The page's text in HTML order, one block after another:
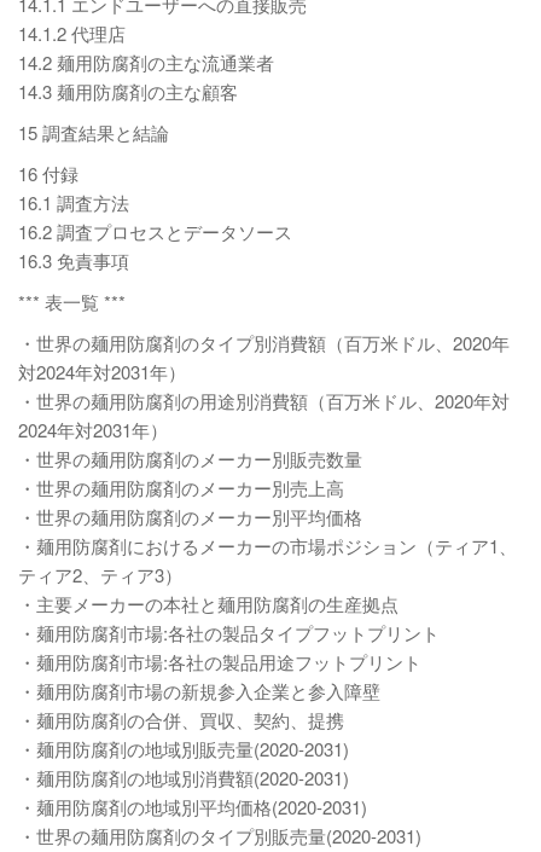
14.1.2 代理店
14.2 麺用防腐剤の主な流通業者
14.3 麺用防腐剤の主な顧客
15 調査結果と結論
16 付録
16.1 調査方法
16.2 調査プロセスとデータソース
16.3 免責事項
*** 表一覧 ***
・世界の麺用防腐剤のタイプ別消費額（百万米ドル、2020年
対2024年対2031年）
・世界の麺用防腐剤の用途別消費額（百万米ドル、2020年対
2024年対2031年）
・世界の麺用防腐剤のメーカー別販売数量
・世界の麺用防腐剤のメーカー別売上高
・世界の麺用防腐剤のメーカー別平均価格
・麺用防腐剤におけるメーカーの市場ポジション（ティア1、
ティア2、ティア3）
・主要メーカーの本社と麺用防腐剤の生産拠点
・麺用防腐剤市場:各社の製品タイプフットプリント
・麺用防腐剤市場:各社の製品用途フットプリント
・麺用防腐剤市場の新規参入企業と参入障壁
・麺用防腐剤の合併、買収、契約、提携
・麺用防腐剤の地域別販売量(2020-2031)
・麺用防腐剤の地域別消費額(2020-2031)
・麺用防腐剤の地域別平均価格(2020-2031)
・世界の麺用防腐剤のタイプ別販売量(2020-2031)